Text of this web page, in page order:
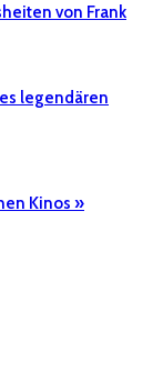
von Frank
legendären
Kinos »